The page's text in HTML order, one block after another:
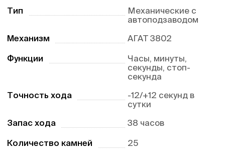
Тип
Механические с
автоподзаводом
Механизм
АГАТ 3802
Функции
Часы, минуты,
секунды, стоп-
секунда
Точность хода
-12/+12 секунд в
сутки
Запас хода
38 часов
Количество камней 25